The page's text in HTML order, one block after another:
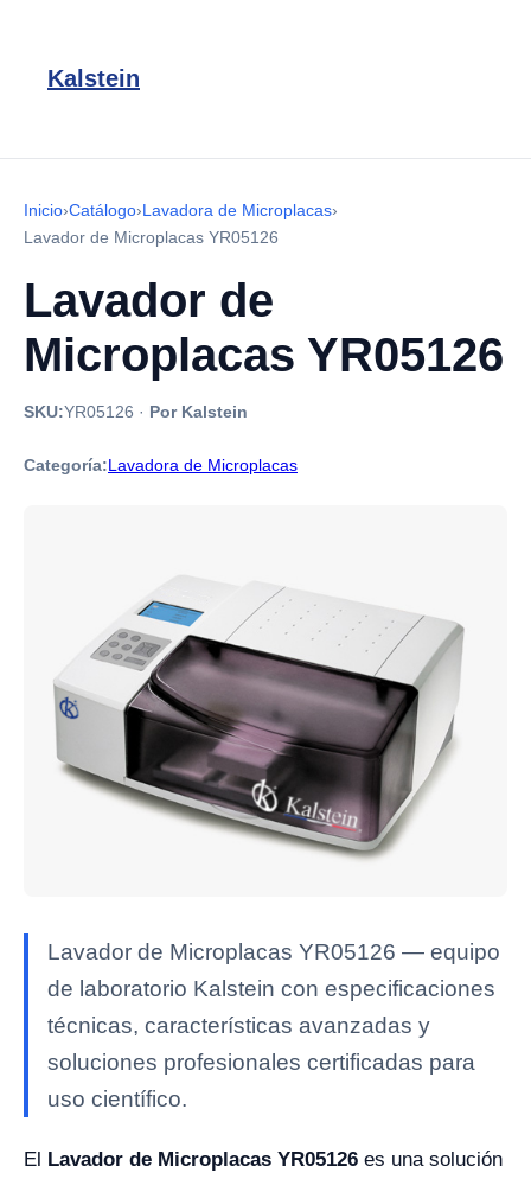
Kalstein
Inicio›Catálogo›Lavadora de Microplacas›
Lavador de Microplacas YR05126
Lavador de
Microplacas YR05126
SKU:YR05126 · Por Kalstein
Categoría:Lavadora de Microplacas
Lavador de Microplacas YR05126 — equipo
de laboratorio Kalstein con especificaciones
técnicas, características avanzadas y
soluciones profesionales certificadas para
uso científico.
El Lavador de Microplacas YR05126 es una solución